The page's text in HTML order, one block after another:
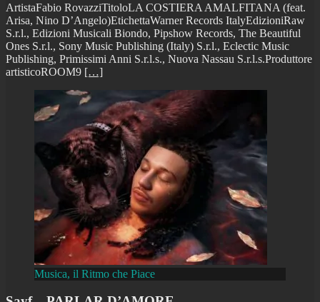
ArtistaFabio RovazziTitoloLA COSTIERA AMALFITANA (feat.
Arisa, Nino D’Angelo)EtichettaWarner Records ItalyEdizioniRaw
S.r.l., Edizioni Musicali Biondo, Pipshow Records, The Beautiful
Ones S.r.l., Sony Music Publishing (Italy) S.r.l., Eclectic Music
Publishing, Primissimi Anni S.r.l.s., Nuova Nassau S.r.l.s.Produttore
artisticoROOM9 […]
Musica, il Ritmo che Piace